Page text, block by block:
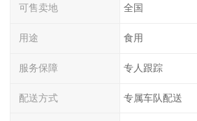
可售卖地 全国
用途 食用
服务保障 专人跟踪
配送方式 专属车队配送